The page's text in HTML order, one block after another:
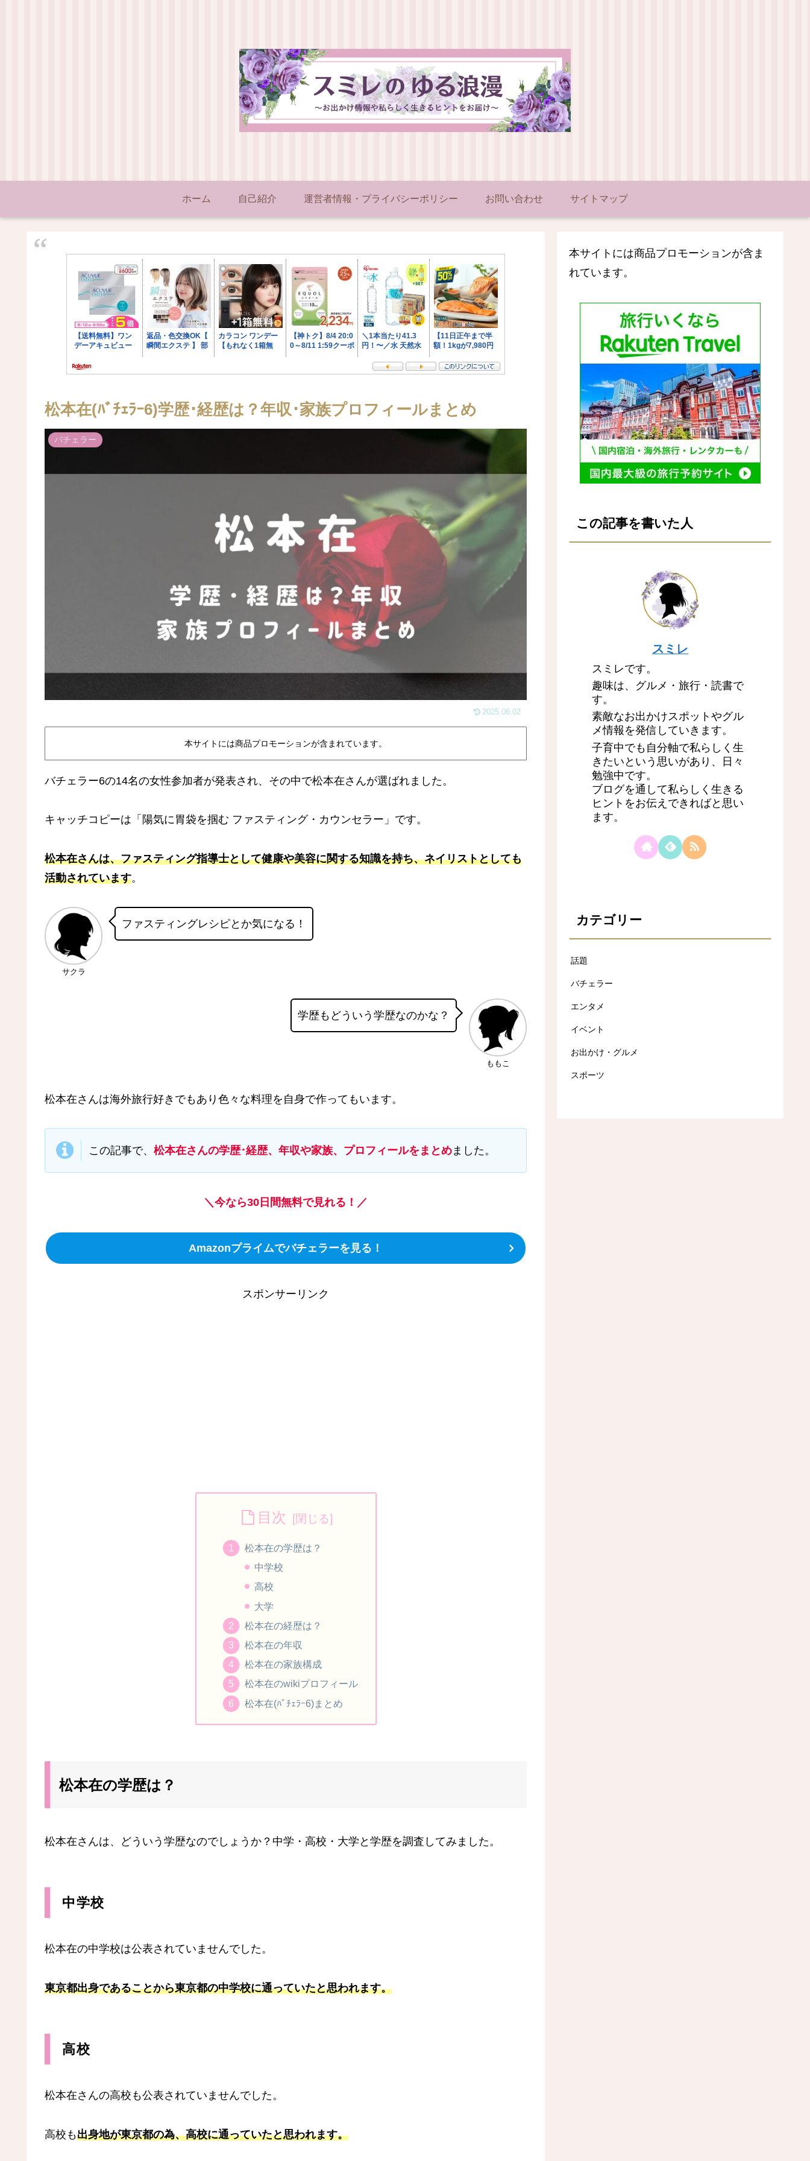
ホーム 自己紹介 運営者情報・プライバシーポリシー お問い合わせ サイトマップ
松本在(ﾊﾞﾁｪﾗｰ6)学歴･経歴は？年収･家族プロフィールまとめ
バチェラー
2025.06.02
本サイトには商品プロモーションが含まれています。
バチェラー6の14名の女性参加者が発表され、その中で松本在さんが選ばれました。
キャッチコピーは「陽気に胃袋を掴む ファスティング・カウンセラー」です。
松本在さんは、ファスティング指導士として健康や美容に関する知識を持ち、ネイリストとしても
活動されています。
サクラ
ファスティングレシピとか気になる！
ももこ
学歴もどういう学歴なのかな？
松本在さんは海外旅行好きでもあり色々な料理を自身で作ってもいます。
この記事で、 松本在さんの学歴･経歴、年収や家族、プロフィールをまとめました。
＼今なら30日間無料で見れる！／
Amazonプライムでバチェラーを見る！
スポンサーリンク
目次
松本在の学歴は？
中学校
高校
大学
松本在の経歴は？
松本在の年収
松本在の家族構成
松本在のwikiプロフィール
松本在(ﾊﾞﾁｪﾗｰ6)まとめ
松本在の学歴は？
松本在さんは、どういう学歴なのでしょうか？中学・高校・大学と学歴を調査してみました。
中学校
松本在の中学校は公表されていませんでした。
東京都出身であることから東京都の中学校に通っていたと思われます。
高校
松本在さんの高校も公表されていませんでした。
高校も出身地が東京都の為、高校に通っていたと思われます。
本サイトには商品プロモーションが含ま
れています。
この記事を書いた人
スミレ
スミレです。
趣味は、グルメ・旅行・読書で
す。
素敵なお出かけスポットやグル
メ情報を発信していきます。
子育中でも自分軸で私らしく生
きたいという思いがあり、日々
勉強中です。
ブログを通して私らしく生きる
ヒントをお伝えできればと思い
ます。
カテゴリー
話題
バチェラー
エンタメ
イベント
お出かけ・グルメ
スポーツ